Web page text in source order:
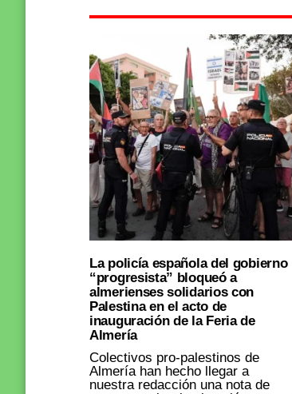
La policía española del gobierno
“progresista” bloqueó a
almerienses solidarios con
Palestina en el acto de
inauguración de la Feria de
Almería
Colectivos pro-palestinos de
Almería han hecho llegar a
nuestra redacción una nota de